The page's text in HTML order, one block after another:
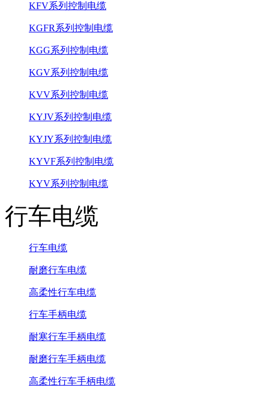
KFV系列控制电缆
KGFR系列控制电缆
KGG系列控制电缆
KGV系列控制电缆
KVV系列控制电缆
KYJV系列控制电缆
KYJY系列控制电缆
KYVF系列控制电缆
KYV系列控制电缆
行车电缆
行车电缆
耐磨行车电缆
高柔性行车电缆
行车手柄电缆
耐寒行车手柄电缆
耐磨行车手柄电缆
高柔性行车手柄电缆